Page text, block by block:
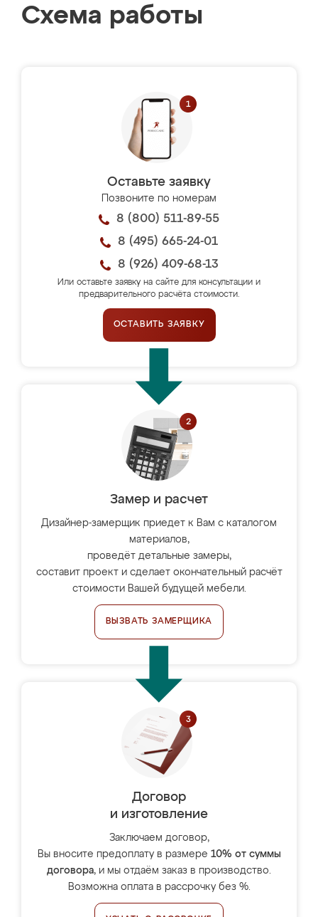
Схема работы
Оставьте заявку
Позвоните по номерам
8 (800) 511-89-55
8 (495) 665-24-01
8 (926) 409-68-13
Или оставьте заявку на сайте для консультации и
предварительного расчёта стоимости.
ОСТАВИТЬ ЗАЯВКУ
Замер и расчет
Дизайнер-замерщик приедет к Вам с каталогом
материалов,
проведёт детальные замеры,
составит проект и сделает окончательный расчёт
стоимости Вашей будущей мебели.
ВЫЗВАТЬ ЗАМЕРЩИКА
Договор
и изготовление
Заключаем договор,
Вы вносите предоплату в размере 10% от суммы
договора, и мы отдаём заказ в производство.
Возможна оплата в рассрочку без %.